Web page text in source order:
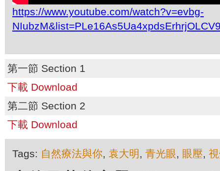
https://www.youtube.com/watch?v=evbg-
第一節 Section 1
下載 Download
第二節 Section 2
下載 Download
Tags: 自然療法與你, 袁大明 , 青光眼, 眼壓,